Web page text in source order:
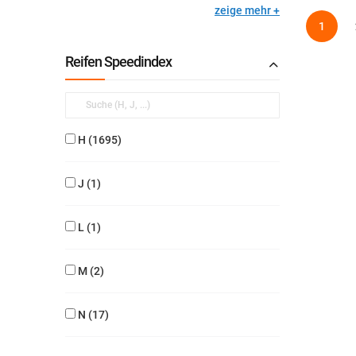
zeige mehr
Reifen Speedindex
H 1695
J 1
L 1
M 2
N 17
Seite Sie
1